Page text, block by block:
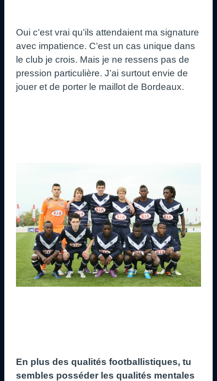
Oui c’est vrai qu’ils attendaient ma signature
avec impatience. C’est un cas unique dans
le club je crois. Mais je ne ressens pas de
pression particulière. J’ai surtout envie de
jouer et de porter le maillot de Bordeaux.
En plus des qualités footballistiques, tu
sembles posséder les qualités mentales